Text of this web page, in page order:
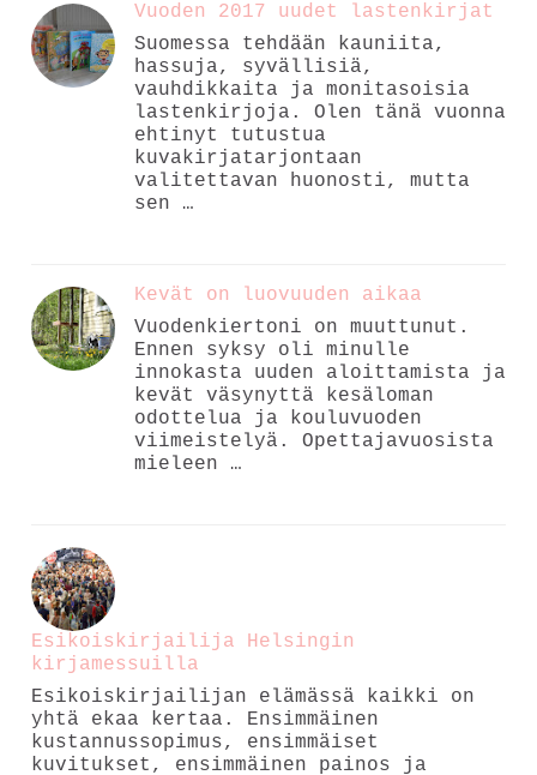
Vuoden 2017 uudet lastenkirjat
Suomessa tehdään kauniita,
hassuja, syvällisiä,
vauhdikkaita ja monitasoisia
lastenkirjoja. Olen tänä vuonna
ehtinyt tutustua
kuvakirjatarjontaan
valitettavan huonosti, mutta
sen …
Kevät on luovuuden aikaa
Vuodenkiertoni on muuttunut.
Ennen syksy oli minulle
innokasta uuden aloittamista ja
kevät väsynyttä kesäloman
odottelua ja kouluvuoden
viimeistelyä. Opettajavuosista
mieleen …
Esikoiskirjailija Helsingin
kirjamessuilla
Esikoiskirjailijan elämässä kaikki on
yhtä ekaa kertaa. Ensimmäinen
kustannussopimus, ensimmäiset
kuvitukset, ensimmäinen painos ja